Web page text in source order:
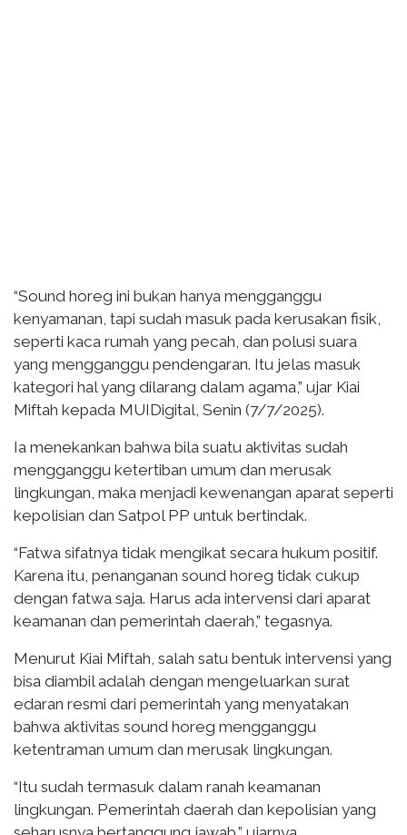
“Sound horeg ini bukan hanya mengganggu
kenyamanan, tapi sudah masuk pada kerusakan fisik,
seperti kaca rumah yang pecah, dan polusi suara
yang mengganggu pendengaran. Itu jelas masuk
kategori hal yang dilarang dalam agama,” ujar Kiai
Miftah kepada MUIDigital, Senin (7/7/2025).
Ia menekankan bahwa bila suatu aktivitas sudah
mengganggu ketertiban umum dan merusak
lingkungan, maka menjadi kewenangan aparat seperti
kepolisian dan Satpol PP untuk bertindak.
“Fatwa sifatnya tidak mengikat secara hukum positif.
Karena itu, penanganan sound horeg tidak cukup
dengan fatwa saja. Harus ada intervensi dari aparat
keamanan dan pemerintah daerah,” tegasnya.
Menurut Kiai Miftah, salah satu bentuk intervensi yang
bisa diambil adalah dengan mengeluarkan surat
edaran resmi dari pemerintah yang menyatakan
bahwa aktivitas sound horeg mengganggu
ketentraman umum dan merusak lingkungan.
“Itu sudah termasuk dalam ranah keamanan
lingkungan. Pemerintah daerah dan kepolisian yang